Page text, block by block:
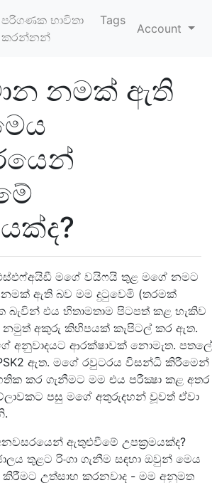
පරිගණක භාවිතා
කරන්නන්
Tags
Account
නමක් ඇති
මගේ වයිෆයි තුළ මගේ නමට
ඇති බව මම දුටුවෙමි (තරමක්
බැවින් එය හිතාමතාම පිටපත් කළ හැකිව
අකුරු කිහිපයක් කැපිටල් කර ඇත.
අනුවාදයට ආරක්ෂාවක් නොමැත. පතලේ
ඇත. මගේ රවුටරය විසන්ධි කිරීමෙන්
කර ගැනීමට මම එය පරීක්‍ෂා කළ අතර
පසු මගේ අතුරුදහන් වූවත් ඒවා
ඇතුළුවීමේ උපක්‍රමයක්ද?
තුළට රිංගා ගැනීම සඳහා ඔවුන් මෙය
කිරීමට උත්සාහ කරනවාද - මම අනුමත